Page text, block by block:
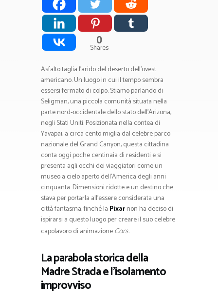
0
Shares
Asfalto taglia l’arido del deserto dell’ovest
americano. Un luogo in cui il tempo sembra
essersi fermato di colpo. Stiamo parlando di
Seligman, una piccola comunità situata nella
parte nord-occidentale dello stato dell’Arizona,
negli Stati Uniti. Posizionata nella contea di
Yavapai, a circa cento miglia dal celebre parco
nazionale del Grand Canyon, questa cittadina
conta oggi poche centinaia di residenti e si
presenta agli occhi dei viaggiatori come un
museo a cielo aperto dell’America degli anni
cinquanta. Dimensioni ridotte e un destino che
stava per portarla all’essere considerata una
città fantasma, finché la Pixarnon ha deciso di
ispirarsi a questo luogo per creare il suo celebre
capolavoro di animazione Cars.
La parabola storica della
Madre Strada e l’isolamento
improvviso